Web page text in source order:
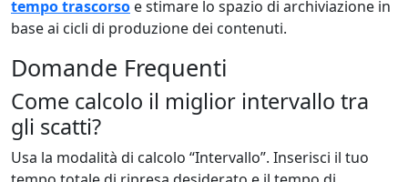
tempo trascorso e stimare lo spazio di archiviazione in
base ai cicli di produzione dei contenuti.
Domande Frequenti
Come calcolo il miglior intervallo tra
gli scatti?
Usa la modalità di calcolo “Intervallo”. Inserisci il tuo